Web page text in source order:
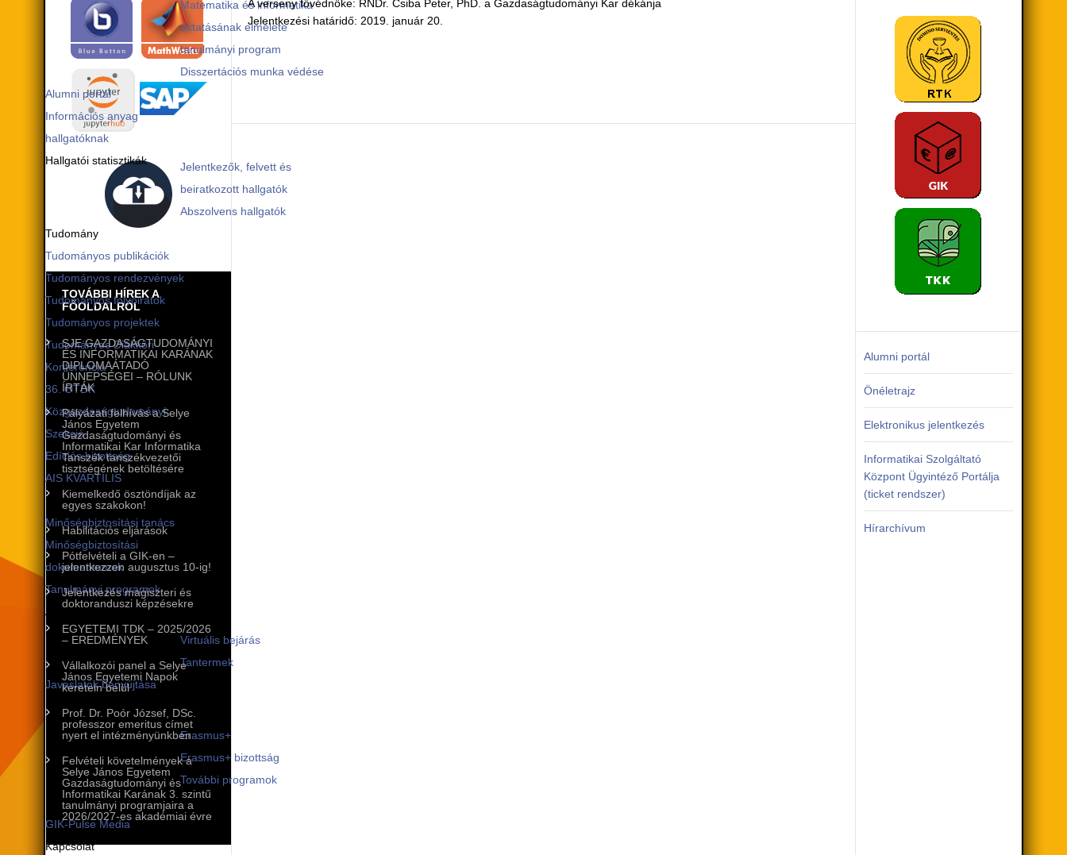
Matematika és informatika
oktatásának elmélete
tanulmányi program
Disszertációs munka védése
Alumni portál
Információs anyag
hallgatóknak
Hallgatói statisztikák
Jelentkezők, felvett és
beiratkozott hallgatók
Abszolvens hallgatók
Tudomány
Tudományos publikációk
Tudományos rendezvények
Tudományos folyóiratok
Tudományos projektek
Tudományos Diákköri
Konferencia
36. OTDK
Közgazdaságtudományi
Szekció
Edíciós bizottság
AIS KVARTILIS
Minőségbiztosítás
Minőségbiztosítási tanács
Minőségbiztosítási
dokumentumok
Tanulmányi programok
A tanulmányi programok
infrastruktúrája
Virtuális bejárás
Tantermek
Javaslatok benyújtása
Nemzetközi kapcsolatok
Mobilitási programok
Erasmus+
Erasmus+ bizottság
További programok
Kommunikáció és PR
GIK-Pulse Media
Kapcsolat
A verseny fővédnöke: RNDr. Csiba Peter, PhD. a Gazdaságtudományi Kar dékánja
Jelentkezési határidő: 2019. január 20.
Alumni portál
Önéletrajz
Elektronikus jelentkezés
Informatikai Szolgáltató
Központ Ügyintéző Portálja
(ticket rendszer)
Hírarchívum
TOVÁBBI HÍREK A
FŐOLDALRÓL
SJE GAZDASÁGTUDOMÁNYI
ÉS INFORMATIKAI KARÁNAK
DIPLOMAÁTADÓ
ÜNNEPSÉGEI – RÓLUNK
ÍRTÁK
Pályázati felhívás a Selye
János Egyetem
Gazdaságtudományi és
Informatikai Kar Informatika
Tanszék tanszékvezetői
tisztségének betöltésére
Kiemelkedő ösztöndíjak az
egyes szakokon!
Habilitációs eljárások
Pótfelvételi a GIK-en –
jelentkezzen augusztus 10-ig!
Jelentkezés magiszteri és
doktoranduszi képzésekre
EGYETEMI TDK – 2025/2026
– EREDMÉNYEK
Vállalkozói panel a Selye
János Egyetemi Napok
keretein belül
Prof. Dr. Poór József, DSc.
professzor emeritus címet
nyert el intézményünkben
Felvételi követelmények a
Selye János Egyetem
Gazdaságtudományi és
Informatikai Karának 3. szintű
tanulmányi programjaira a
2026/2027-es akadémiai évre